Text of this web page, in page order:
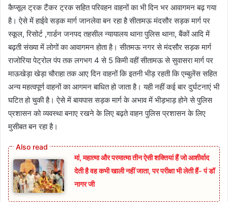
कैप्सूल ट्रक टैंकर ट्रक सहित परिवहन वाहनों का भी दिन भर आवागमन बढ़ गया
है। ऐसे में हाईवे सड़क मार्ग जानलेवा बन रहा है सीतामऊ मंदसौर सड़क मार्ग पर
स्कूल, रिसोर्ट ,गार्डन जनपद तहसील न्यायालय थाना पुलिस थाना, बैंकों आदि में
बढ़ती संख्या में लोगों का आवागमन होता है। सीतमऊ नगर से मंदसौर सड़क मार्ग
राजोरिया पेट्रोल पंप तक लगभग 4 से 5 किमी वहीं सीतामऊ से सुवासरा मार्ग पर
माऊखेड़ा खेड़ा चौराहा तक आए दिन वाहनों कि इतनी भीड़ रहती कि एम्बुलेंस सहित
अन्य महत्वपूर्ण वाहनों का आगमन बाधित हो जाता है। यही नहीं कई बार दुर्घटनाएं भी
घटित हो चुकी है। ऐसे में बायपास सड़क मार्ग के अभाव में भीड़भाड़ होने से पुलिस
प्रशासन को व्यवस्था बनाए रखने के लिए बढ़ते वाहन पुलिस प्रशासन के लिए
मुसीबत बन रहा है।
मां, महात्मा और परमात्मा तीन ऐसी शक्तियां हैं जो आशीर्वाद
देती है वह कभी खाली नहीं जाता, पर परीक्षा भी लेती हैं- पं डॉ
नागर जी